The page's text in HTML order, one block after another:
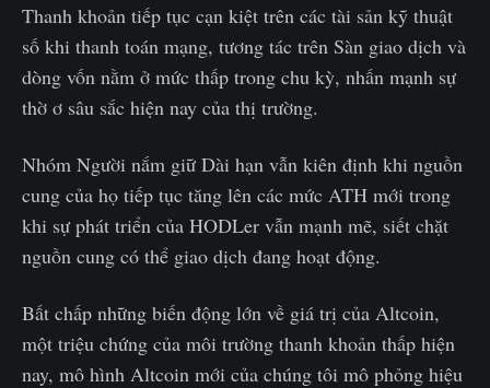
Thanh khoản tiếp tục cạn kiệt trên các tài sản kỹ thuật
số khi thanh toán mạng, tương tác trên Sàn giao dịch và
dòng vốn nằm ở mức thấp trong chu kỳ, nhấn mạnh sự
thờ ơ sâu sắc hiện nay của thị trường.
Nhóm Người nắm giữ Dài hạn vẫn kiên định khi nguồn
cung của họ tiếp tục tăng lên các mức ATH mới trong
khi sự phát triển của HODLer vẫn mạnh mẽ, siết chặt
nguồn cung có thể giao dịch đang hoạt động.
Bất chấp những biến động lớn về giá trị của Altcoin,
một triệu chứng của môi trường thanh khoản thấp hiện
nay, mô hình Altcoin mới của chúng tôi mô phỏng hiệu